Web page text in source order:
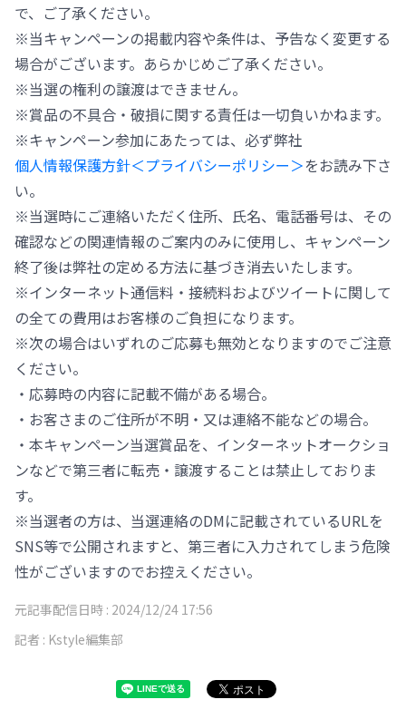
で、ご了承ください。
※当キャンペーンの掲載内容や条件は、予告なく変更する
場合がございます。あらかじめご了承ください。
※当選の権利の譲渡はできません。
※賞品の不具合・破損に関する責任は一切負いかねます。
※キャンペーン参加にあたっては、必ず弊社
個人情報保護方針＜プライバシーポリシー＞をお読み下さ
い。
※当選時にご連絡いただく住所、氏名、電話番号は、その
確認などの関連情報のご案内のみに使用し、キャンペーン
終了後は弊社の定める方法に基づき消去いたします。
※インターネット通信料・接続料およびツイートに関して
の全ての費用はお客様のご負担になります。
※次の場合はいずれのご応募も無効となりますのでご注意
ください。
・応募時の内容に記載不備がある場合。
・お客さまのご住所が不明・又は連絡不能などの場合。
・本キャンペーン当選賞品を、インターネットオークショ
ンなどで第三者に転売・譲渡することは禁止しておりま
す。
※当選者の方は、当選連絡のDMに記載されているURLを
SNS等で公開されますと、第三者に入力されてしまう危険
性がございますのでお控えください。
元記事配信日時 : 2024/12/24 17:56
記者 : Kstyle編集部